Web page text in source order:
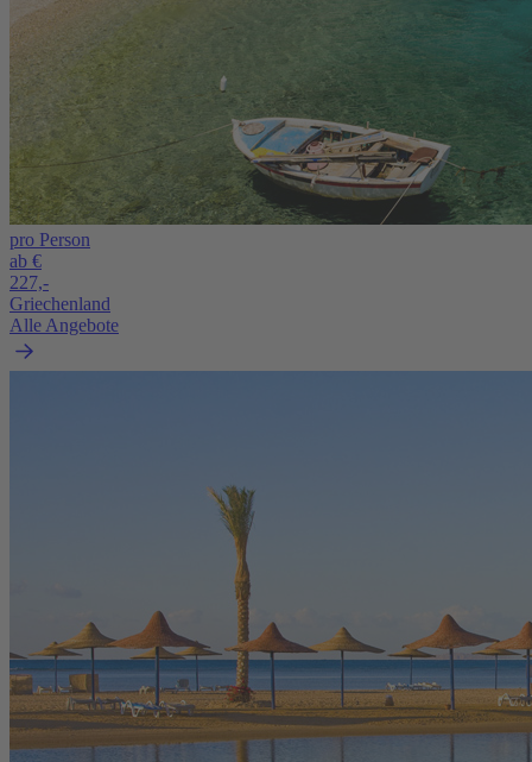
pro Person
ab €
227,-
Griechenland
Alle Angebote